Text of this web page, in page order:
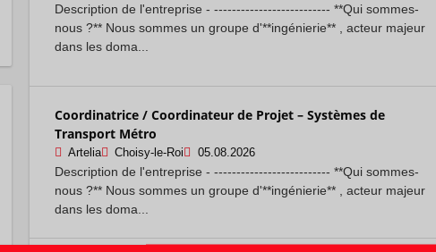
Description de l'entreprise - -------------------------- **Qui sommes-
nous ?** Nous sommes un groupe d'**ingénierie** , acteur majeur
dans les doma...
Coordinatrice / Coordinateur de Projet – Systèmes de
Transport Métro
Artelia Choisy-le-Roi 05.08.2026
Description de l'entreprise - -------------------------- **Qui sommes-
nous ?** Nous sommes un groupe d'**ingénierie** , acteur majeur
dans les doma...